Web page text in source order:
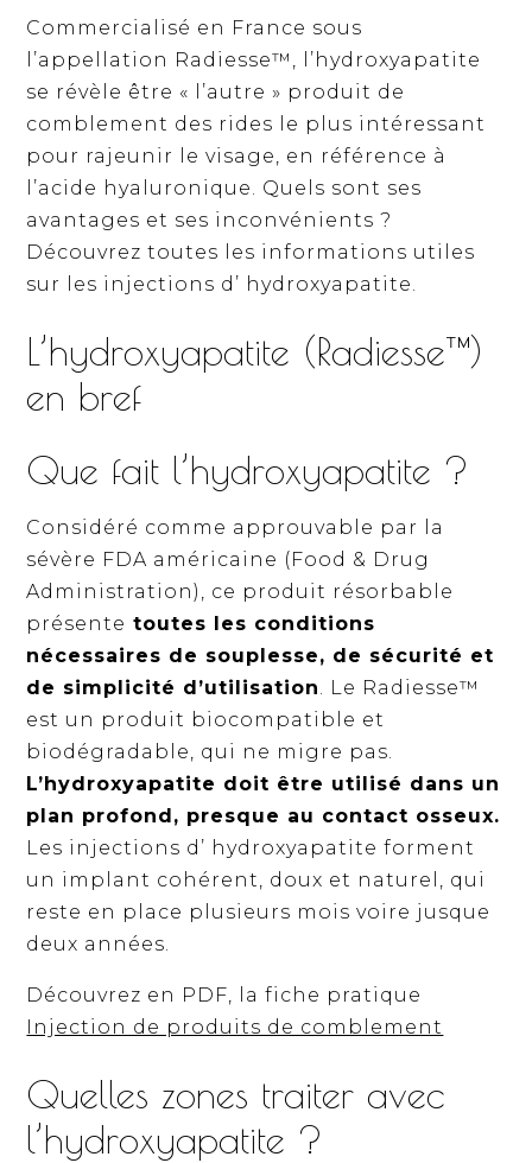
Commercialisé en France sous
l’appellation Radiesse™, l’hydroxyapatite
se révèle être « l’autre » produit de
comblement des rides le plus intéressant
pour rajeunir le visage, en référence à
l’acide hyaluronique. Quels sont ses
avantages et ses inconvénients ?
Découvrez toutes les informations utiles
sur les injections d’ hydroxyapatite.
L’hydroxyapatite (Radiesse™)
en bref
Que fait l’hydroxyapatite ?
Considéré comme approuvable par la
sévère FDA américaine (Food & Drug
Administration), ce produit résorbable
présente toutes les conditions
nécessaires de souplesse, de sécurité et
de simplicité d’utilisation. Le Radiesse™
est un produit biocompatible et
biodégradable, qui ne migre pas.
L’hydroxyapatite doit être utilisé dans un
plan profond, presque au contact osseux.
Les injections d’ hydroxyapatite forment
un implant cohérent, doux et naturel, qui
reste en place plusieurs mois voire jusque
deux années.
Découvrez en PDF, la fiche pratique
Injection de produits de comblement
Quelles zones traiter avec
l’hydroxyapatite ?